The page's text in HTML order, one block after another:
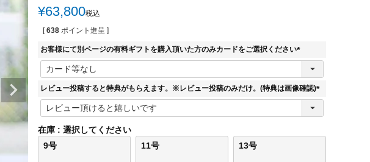
¥63,800税込
[ 638 ポイント進呈 ]
お客様にて別ページの有料ギフトを購入頂いた方のみカードをご選択ください
(
須
レビュー投稿すると特典がもらえます。※レビュー投稿のみだけ。(特典は画像確認)
(
)
在庫
選択してください
9号
11号 13号